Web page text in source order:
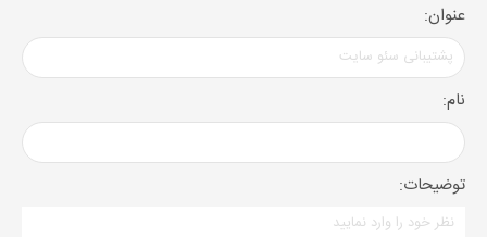
عنوان:
نام:
توضیحات: